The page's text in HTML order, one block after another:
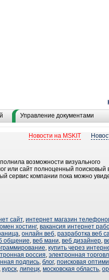
Управление документами
Новости на MSKIT
возможности визуального
или сайт полноценный поисковый
сервис компании пока можно
сайт, интернет магазин
хостинг, вакансия интернет
, онлайн веб, разработка веб
общение, веб мани, веб дизайнер,
, купить через
россия, электронная
подпись, блог, поисковая
, курск, липецк, московская область,